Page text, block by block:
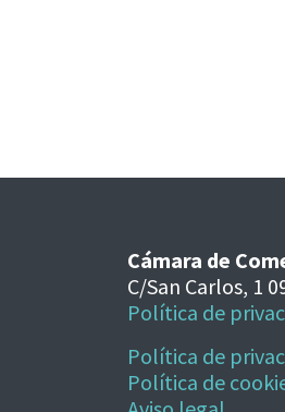
Cámara de
C/San Carlos, 1
Política de
Política de
Política de